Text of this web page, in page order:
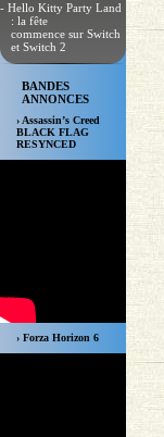
- Hello Kitty Party Land
: la fête
commence sur Switch
et Switch 2
BANDES
ANNONCES
› Assassin’s Creed
BLACK FLAG
RESYNCED
› Forza Horizon 6